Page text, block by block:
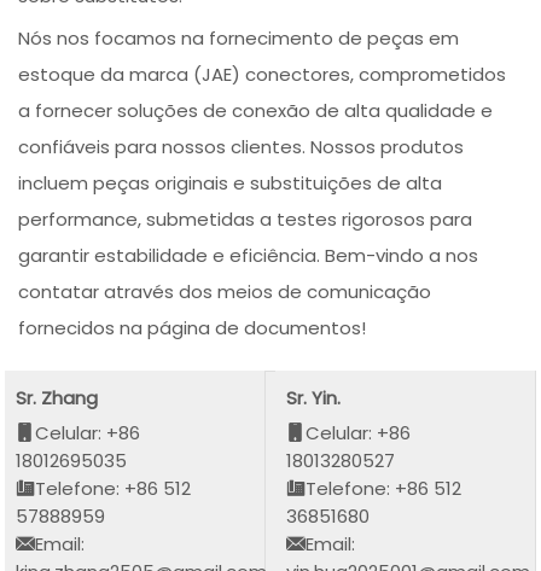
Nós nos focamos na fornecimento de peças em
estoque da marca (JAE) conectores, comprometidos
a fornecer soluções de conexão de alta qualidade e
confiáveis para nossos clientes. Nossos produtos
incluem peças originais e substituições de alta
performance, submetidas a testes rigorosos para
garantir estabilidade e eficiência. Bem-vindo a nos
contatar através dos meios de comunicação
fornecidos na página de documentos!
Sr. Zhang
Celular: +86
18012695035
Telefone: +86 512
57888959
Email:
Sr. Yin.
Celular: +86
18013280527
Telefone: +86 512
36851680
Email: